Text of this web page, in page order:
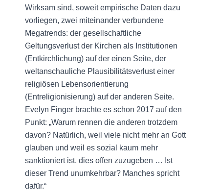
Wirksam sind, soweit empirische Daten dazu
vorliegen, zwei miteinander verbundene
Megatrends: der gesellschaftliche
Geltungsverlust der Kirchen als Institutionen
(Entkirchlichung) auf der einen Seite, der
weltanschauliche Plausibilitätsverlust einer
religiösen Lebensorientierung
(Entreligionisierung) auf der anderen Seite.
Evelyn Finger brachte es schon 2017 auf den
Punkt: „Warum rennen die anderen trotzdem
davon? Natürlich, weil viele nicht mehr an Gott
glauben und weil es sozial kaum mehr
sanktioniert ist, dies offen zuzugeben … Ist
dieser Trend unumkehrbar? Manches spricht
dafür.“